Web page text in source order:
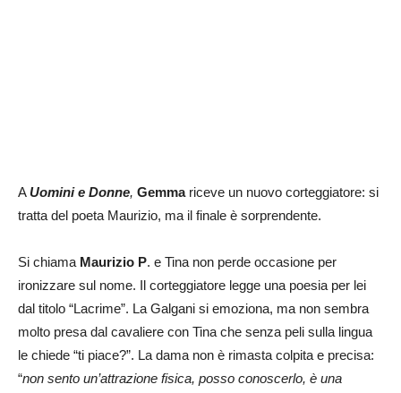
AUomini e Donne, Gemmariceve un nuovo corteggiatore: si
tratta del poeta Maurizio, ma il finale è sorprendente.
Si chiama Maurizio P. e Tina non perde occasione per
ironizzare sul nome. Il corteggiatore legge una poesia per lei
dal titolo “Lacrime”. La Galgani si emoziona, ma non sembra
molto presa dal cavaliere con Tina che senza peli sulla lingua
le chiede “ti piace?”. La dama non è rimasta colpita e precisa:
“non sento un’attrazione fisica, posso conoscerlo, è una